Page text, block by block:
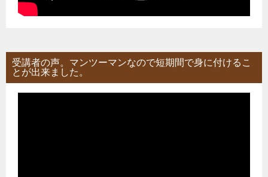
受講者の声。マンツーマンなので短期間で身に付けるこ
とが出来ました。